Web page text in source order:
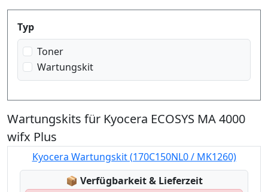
Produktfilter
Typ
Toner
Wartungskit
Wartungskits für Kyocera ECOSYS MA 4000
wifx Plus
Kyocera Wartungskit (170C150NL0 / MK1260)
📦 Lagerstatus:
Verfügbarkeit & Lieferzeit